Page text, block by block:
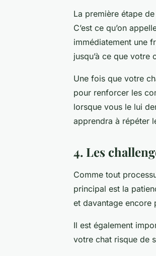
La première étape
C’est ce qu’on
immédiatement une
jusqu’à ce que votre
Une fois que votre
pour renforcer les
lorsque vous le lui
apprendra à répéter
4. Les
Comme tout
principal est la
et davantage encore
Il est également
votre chat risque de